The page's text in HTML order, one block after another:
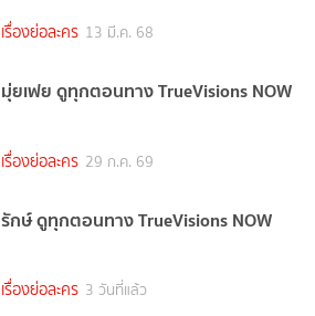
เรื่องย่อละคร 13 มี.ค. 68
มุ่ยเฟย ดูทุกตอนทาง TrueVisions NOW
เรื่องย่อละคร 29 ก.ค. 69
รักษ์ ดูทุกตอนทาง TrueVisions NOW
เรื่องย่อละคร 3 วันที่แล้ว